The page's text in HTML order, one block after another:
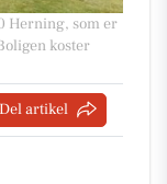
Herning, som er
koster
Del artikel